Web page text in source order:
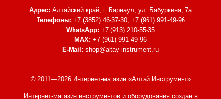
Адрес: Алтайский край, г. Барнаул, ул. Бабуркина, 7а
Телефоны: +7 (3852) 46-37-30; +7 (961) 991-49-96
WhatsApp: +7 (913) 210-55-35
MAX: +7 (961) 991-49-96
E-Mail: shop@altay-instrument.ru
© 2011—2026 Интернет-магазин «Алтай Инструмент»
Интернет-магазин инструментов и оборудованиясоздан в